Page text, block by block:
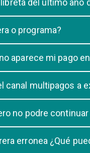
del último
o programa?
aparece mi pago
e indicar que no se
canal multipagos a
no podre
erronea ¿Qué